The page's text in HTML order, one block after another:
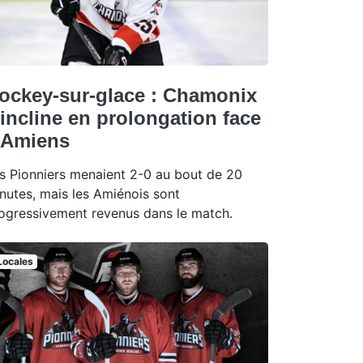
sur-glace : Chamonix
en prolongation face
Pionniers menaient 2-0 au bout de 20
mais les Amiénois sont
revenus dans le match.